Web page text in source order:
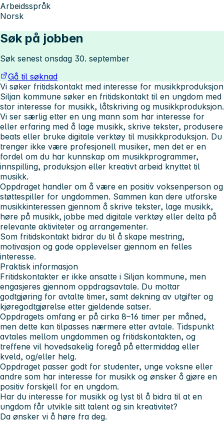
Arbeidsspråk
Norsk
Søk på jobben
Søk senest onsdag 30. september
Gå til søknad
Vi søker fritidskontakt med interesse for musikkproduksjon
Siljan kommune søker en fritidskontakt til en ungdom med
stor interesse for musikk, låtskriving og musikkproduksjon.
Vi ser særlig etter en ung mann som har interesse for
eller erfaring med å lage musikk, skrive tekster, produsere
beats eller bruke digitale verktøy til musikkproduksjon. Du
trenger ikke være profesjonell musiker, men det er en
fordel om du har kunnskap om musikkprogrammer,
innspilling, produksjon eller kreativt arbeid knyttet til
musikk.
Oppdraget handler om å være en positiv voksenperson og
støttespiller for ungdommen. Sammen kan dere utforske
musikkinteressen gjennom å skrive tekster, lage musikk,
høre på musikk, jobbe med digitale verktøy eller delta på
relevante aktiviteter og arrangementer.
Som fritidskontakt bidrar du til å skape mestring,
motivasjon og gode opplevelser gjennom en felles
interesse.
Praktisk informasjon
Fritidskontakter er ikke ansatte i Siljan kommune, men
engasjeres gjennom oppdragsavtale. Du mottar
godtgjøring for avtalte timer, samt dekning av utgifter og
kjøregodtgjørelse etter gjeldende satser.
Oppdragets omfang er på cirka 8–16 timer per måned,
men dette kan tilpasses nærmere etter avtale. Tidspunkt
avtales mellom ungdommen og fritidskontakten, og
treffene vil hovedsakelig foregå på ettermiddag eller
kveld, og/eller helg.
Oppdraget passer godt for studenter, unge voksne eller
andre som har interesse for musikk og ønsker å gjøre en
positiv forskjell for en ungdom.
Har du interesse for musikk og lyst til å bidra til at en
ungdom får utvikle sitt talent og sin kreativitet?
Da ønsker vi å høre fra deg.